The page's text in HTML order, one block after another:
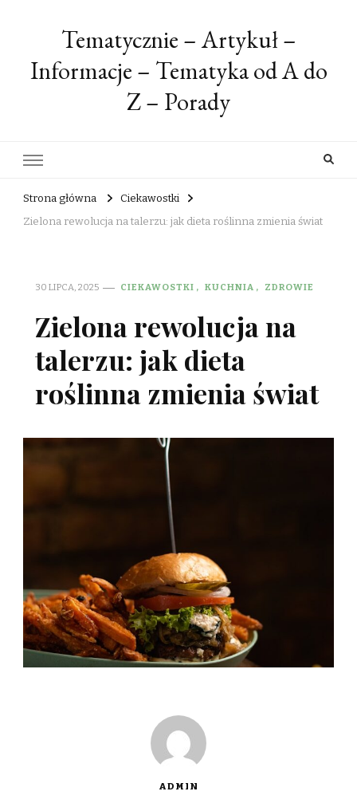
Tematycznie – Artykuł –
Informacje – Tematyka od A do
Z – Porady
Strona główna
Ciekawostki
Zielona rewolucja na talerzu: jak dieta roślinna zmienia świat
30 LIPCA, 2025 CIEKAWOSTKI KUCHNIA ZDROWIE
Zielona rewolucja na
talerzu: jak dieta
roślinna zmienia świat
ADMIN